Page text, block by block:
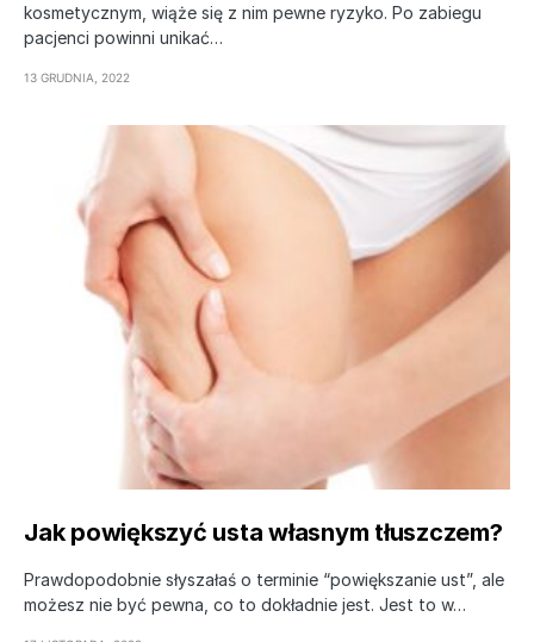
kosmetycznym, wiąże się z nim pewne ryzyko. Po zabiegu
pacjenci powinni unikać…
13 GRUDNIA, 2022
Jak powiększyć usta własnym tłuszczem?
Prawdopodobnie słyszałaś o terminie “powiększanie ust”, ale
możesz nie być pewna, co to dokładnie jest. Jest to w…